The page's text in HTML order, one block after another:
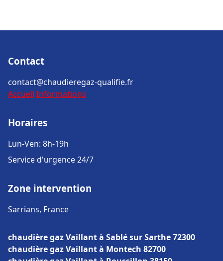
Contact
contact@chaudieregaz-qualifie.fr
Accueil Informations
Horaires
Lun-Ven: 8h-19h
Service d'urgence 24/7
Zone intervention
Sarrians, France
chaudière gaz Vaillant à Sablé sur Sarthe 72300
chaudière gaz Vaillant à Montech 82700